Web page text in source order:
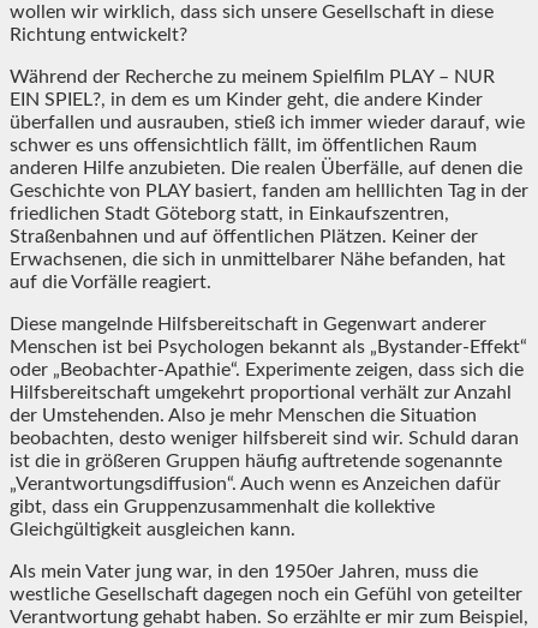
wollen wir wirklich, dass sich unsere Gesellschaft in diese
Richtung entwickelt?
Während der Recherche zu meinem Spielfilm PLAY – NUR
EIN SPIEL?, in dem es um Kinder geht, die andere Kinder
überfallen und ausrauben, stieß ich immer wieder darauf, wie
schwer es uns offensichtlich fällt, im öffentlichen Raum
anderen Hilfe anzubieten. Die realen Überfälle, auf denen die
Geschichte von PLAY basiert, fanden am helllichten Tag in der
friedlichen Stadt Göteborg statt, in Einkaufszentren,
Straßenbahnen und auf öffentlichen Plätzen. Keiner der
Erwachsenen, die sich in unmittelbarer Nähe befanden, hat
auf die Vorfälle reagiert.
Diese mangelnde Hilfsbereitschaft in Gegenwart anderer
Menschen ist bei Psychologen bekannt als „Bystander-Effekt“
oder „Beobachter-Apathie“. Experimente zeigen, dass sich die
Hilfsbereitschaft umgekehrt proportional verhält zur Anzahl
der Umstehenden. Also je mehr Menschen die Situation
beobachten, desto weniger hilfsbereit sind wir. Schuld daran
ist die in größeren Gruppen häufig auftretende sogenannte
„Verantwortungsdiffusion“. Auch wenn es Anzeichen dafür
gibt, dass ein Gruppenzusammenhalt die kollektive
Gleichgültigkeit ausgleichen kann.
Als mein Vater jung war, in den 1950er Jahren, muss die
westliche Gesellschaft dagegen noch ein Gefühl von geteilter
Verantwortung gehabt haben. So erzählte er mir zum Beispiel,